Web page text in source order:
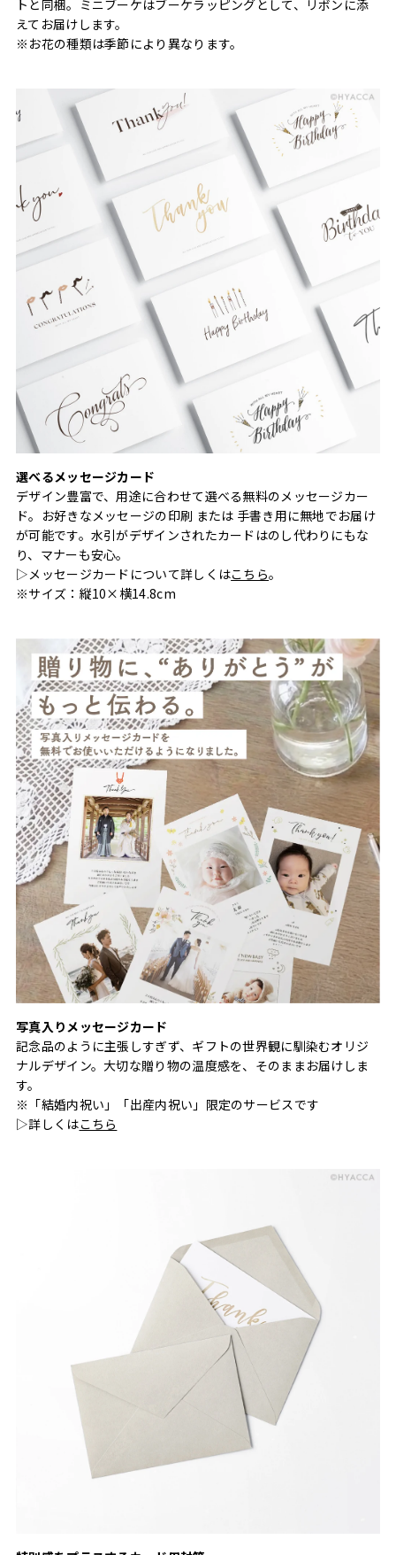
トと同梱。ミニブーケはブーケラッピングとして、リボンに添
えてお届けします。
※お花の種類は季節により異なります。
選べるメッセージカード
デザイン豊富で、用途に合わせて選べる無料のメッセージカー
ド。お好きなメッセージの印刷 または 手書き用に無地でお届け
が可能です。水引がデザインされたカードはのし代わりにもな
り、マナーも安心。
▷メッセージカードについて詳しくはこちら。
※サイズ：縦10×横14.8cm
写真入りメッセージカード
記念品のように主張しすぎず、ギフトの世界観に馴染むオリジ
ナルデザイン。大切な贈り物の温度感を、そのままお届けしま
す。
※「結婚内祝い」「出産内祝い」限定のサービスです
▷詳しくはこちら